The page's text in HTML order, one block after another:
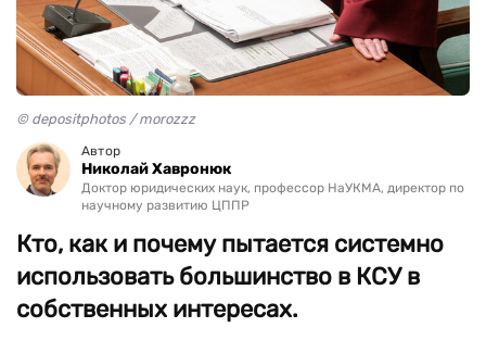
© depositphotos / morozzz
Автор
Николай Хавронюк
Доктор юридических наук, профессор НаУКМА, директор по
научному развитию ЦППР
Кто, как и почему пытается системно
использовать большинство в КСУ в
собственных интересах.